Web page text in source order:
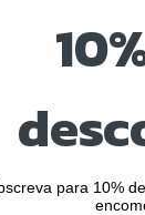
a
e fácil.
seguintes
para 10%